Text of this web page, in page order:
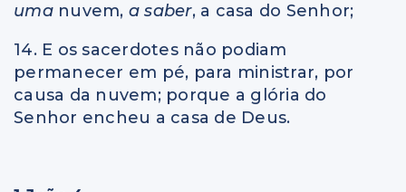
uma nuvem, a saber, a casa do Senhor;
14. E os sacerdotes não podiam
permanecer em pé, para ministrar, por
causa da nuvem; porque a glória do
Senhor encheu a casa de Deus.